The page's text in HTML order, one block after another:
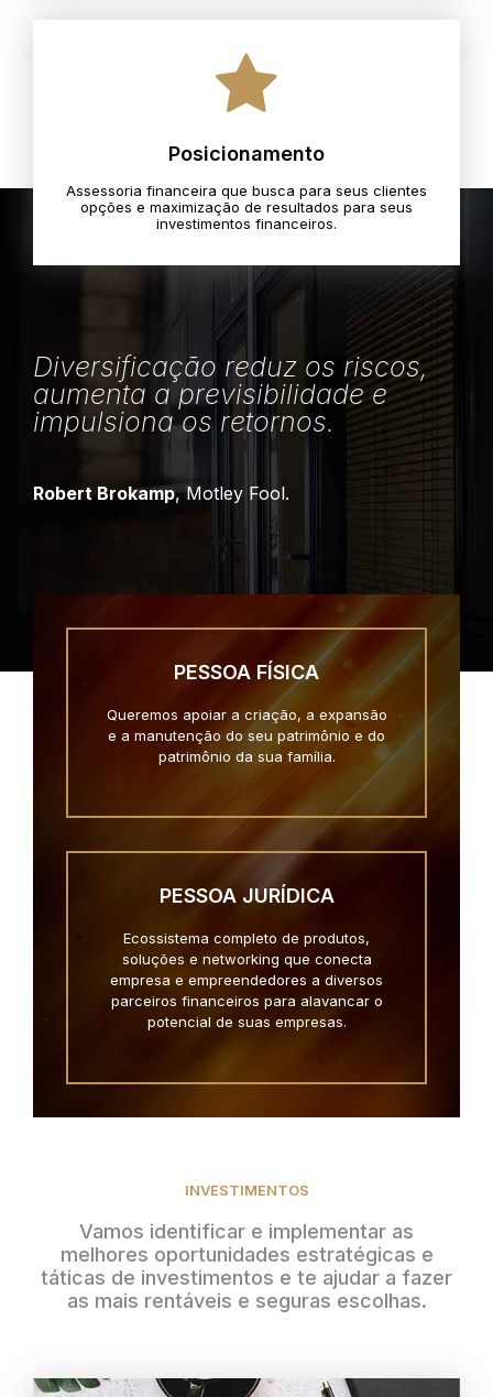
Posicionamento
Assessoria financeira que busca para seus clientes
opções e maximização de resultados para seus
investimentos financeiros.
Diversificação reduz os riscos,
aumenta a previsibilidade e
impulsiona os retornos.
Robert Brokamp, Motley Fool.
PESSOA FÍSICA
Queremos apoiar a criação, a expansão
e a manutenção do seu patrimônio e do
patrimônio da sua família.
PESSOA JURÍDICA
Ecossistema completo de produtos,
soluções e networking que conecta
empresa e empreendedores a diversos
parceiros financeiros para alavancar o
potencial de suas empresas.
INVESTIMENTOS
Vamos identificar e implementar as
melhores oportunidades estratégicas e
táticas de investimentos e te ajudar a fazer
as mais rentáveis e seguras escolhas.